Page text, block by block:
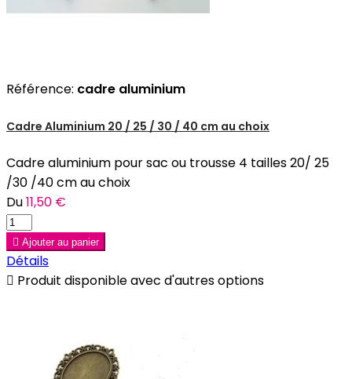
Référence: cadre aluminium
Cadre Aluminium 20 / 25 / 30 / 40 cm au choix
Cadre aluminium pour sac ou trousse 4 tailles 20/ 25
/30 /40 cm au choix
Du11,50 €
 Ajouter au panier
Détails
 Produit disponible avec d'autres options